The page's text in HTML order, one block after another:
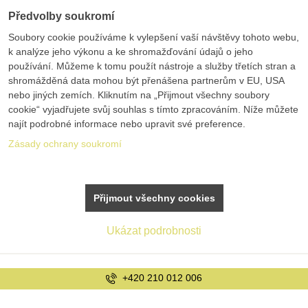
info@bolex.cz
Předvolby soukromí
Soubory cookie používáme k vylepšení vaší návštěvy tohoto webu,
k analýze jeho výkonu a ke shromažďování údajů o jeho
používání. Můžeme k tomu použít nástroje a služby třetích stran a
shromážděná data mohou být přenášena partnerům v EU, USA
nebo jiných zemích. Kliknutím na „Přijmout všechny soubory
cookie“ vyjadřujete svůj souhlas s tímto zpracováním. Níže můžete
najít podrobné informace nebo upravit své preference.
Zásady ochrany soukromí
Ukázat podrobnosti
Přijmout všechny cookies